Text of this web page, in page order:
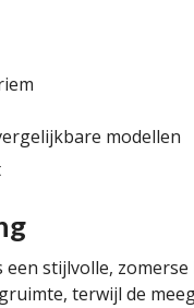
modellen
een stijlvolle,
terwijl de